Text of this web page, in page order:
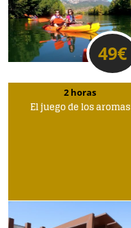
49€
2 horas
El juego de los aromas